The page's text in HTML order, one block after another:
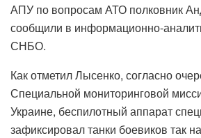
АПУ по вопросам АТО полковник
сообщили в информационно-
СНБО.
Как отметил Лысенко, согласно
Специальной мониторинговой
Украине, беспилотный аппарат
зафиксировал танки боевиков так